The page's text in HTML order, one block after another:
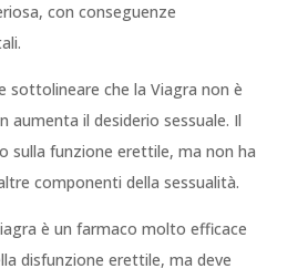
con conseguenze
sottolineare che la Viagra non è
aumenta il desiderio sessuale. Il
sulla funzione erettile, ma non ha
componenti della sessualità.
è un farmaco molto efficace
disfunzione erettile, ma deve